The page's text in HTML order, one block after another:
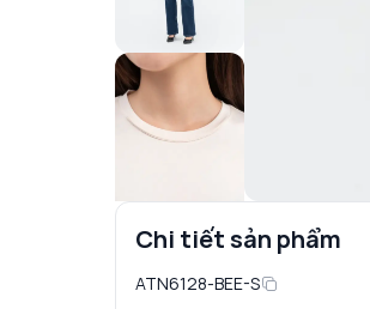
Chi tiết sản phẩm
ATN6128-BEE-S